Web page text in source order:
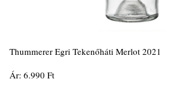
Thummerer Egri Tekenőháti Merlot 2021
Ár: 6.990 Ft